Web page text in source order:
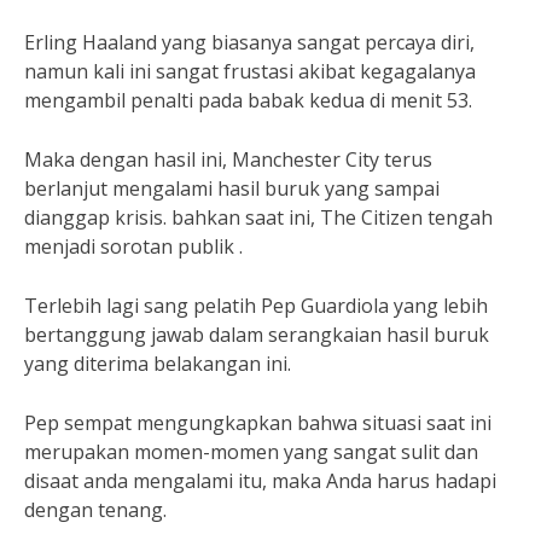
Erling Haaland yang biasanya sangat percaya diri,
namun kali ini sangat frustasi akibat kegagalanya
mengambil penalti pada babak kedua di menit 53.
Maka dengan hasil ini, Manchester City terus
berlanjut mengalami hasil buruk yang sampai
dianggap krisis. bahkan saat ini, The Citizen tengah
menjadi sorotan publik .
Terlebih lagi sang pelatih Pep Guardiola yang lebih
bertanggung jawab dalam serangkaian hasil buruk
yang diterima belakangan ini.
Pep sempat mengungkapkan bahwa situasi saat ini
merupakan momen-momen yang sangat sulit dan
disaat anda mengalami itu, maka Anda harus hadapi
dengan tenang.